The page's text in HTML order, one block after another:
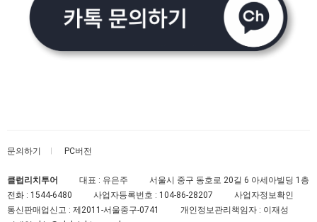
문의하기 PC버전
클럽리치투어 대표 : 유은주
서울시 중구 동호로 20길 6 아세아빌딩 1층
전화 : 1544-6480 사업자등록번호 : 104-86-28207
사업자정보확인
통신판매업신고 : 제2011-서울중구-0741
개인정보관리책임자 : 이재성